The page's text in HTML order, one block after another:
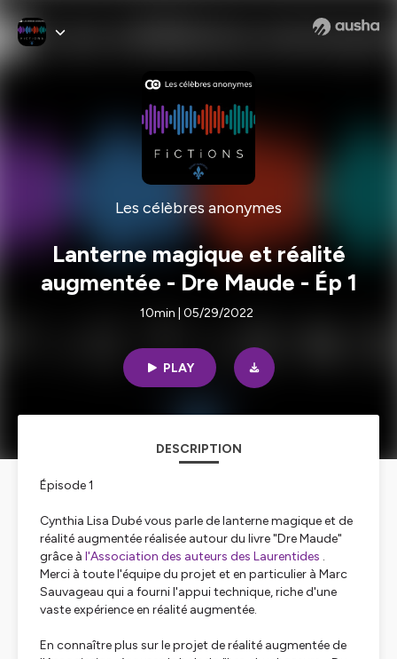
Les célèbres anonymes
Lanterne magique et réalité
augmentée - Dre Maude - Ép 1
10min | 05/29/2022
PLAY
DESCRIPTION
Épisode 1
Cynthia Lisa Dubé vous parle de lanterne magique et de
réalité augmentée réalisée autour du livre "Dre Maude"
grâce à l'Association des auteurs des Laurentides .
Merci à toute l'équipe du projet et en particulier à Marc
Sauvageau qui a fourni l'appui technique, riche d'une
vaste expérience en réalité augmentée.
En connaître plus sur le projet de réalité augmentée de